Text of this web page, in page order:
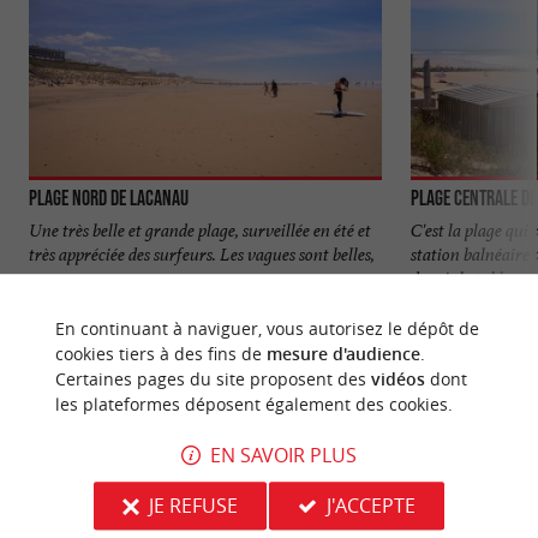
Plage Nord de Lacanau
Une très belle et grande plage, surveillée en été et
très appréciée des surfeurs. Les vagues sont belles,
...
623 m - Lacanau
Plage Centrale
C'est la plage qui
station balnéaire
depuis la table ...
1,1 km -
NOUS AVONS TESTÉPOUR VOUS
En continuant à naviguer, vous autorisez le dépôt de
cookies tiers à des fins de mesure d'audience.
Certaines pages du site proposent des vidéosdont
les plateformes déposent également des cookies.
EN SAVOIR PLUS
JE REFUSE
J'ACCEPTE